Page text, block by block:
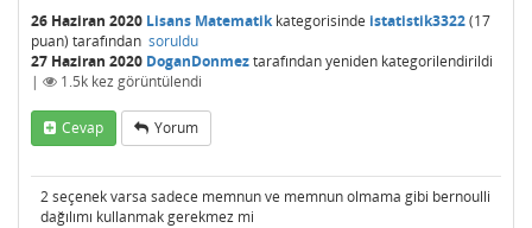
26 Haziran 2020 Lisans Matematikkategorisinde istatistik3322(17
puan) tarafından soruldu
27 Haziran 2020 DoganDonmeztarafındanyeniden kategorilendirildi
|
1.5k kez görüntülendi
Cevap Yorum
2 seçenek varsa sadece memnun ve memnun olmama gibi bernoulli
dağılımı kullanmak gerekmez mi